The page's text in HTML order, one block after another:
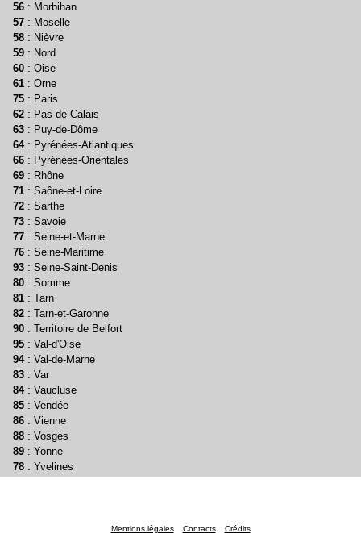
56 : Morbihan
57 : Moselle
58 : Nièvre
59 : Nord
60 : Oise
61 : Orne
75 : Paris
62 : Pas-de-Calais
63 : Puy-de-Dôme
64: Pyrénées-Atlantiques
66 : Pyrénées-Orientales
69 : Rhône
71 : Saône-et-Loire
72 : Sarthe
73 : Savoie
77 : Seine-et-Marne
76 : Seine-Maritime
93 : Seine-Saint-Denis
80 : Somme
81 : Tarn
82 : Tarn-et-Garonne
90 : Territoire de Belfort
95 : Val-d'Oise
94: Val-de-Marne
83 : Var
84: Vaucluse
85 : Vendée
86 : Vienne
88 : Vosges
89 : Yonne
78 : Yvelines
Mentions légales Contacts Crédits